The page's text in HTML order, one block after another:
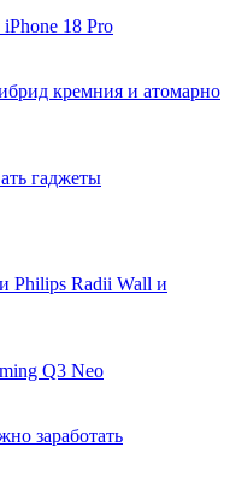
18 Pro
кремния и атомарно
гаджеты
Philips Radii Wall и
Q3 Neo
заработать